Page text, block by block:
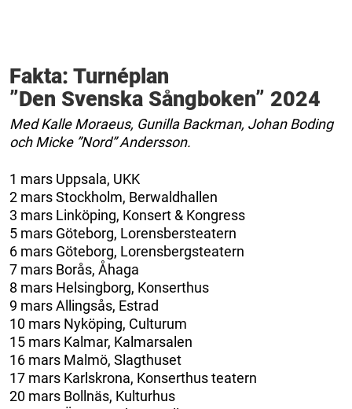
Fakta: Turnéplan
”Den Svenska Sångboken” 2024
Med Kalle Moraeus, Gunilla Backman, Johan Boding
och Micke ”Nord” Andersson.
1 mars Uppsala, UKK
2 mars Stockholm, Berwaldhallen
3 mars Linköping, Konsert & Kongress
5 mars Göteborg, Lorensbersteatern
6 mars Göteborg, Lorensbergsteatern
7 mars Borås, Åhaga
8 mars Helsingborg, Konserthus
9 mars Allingsås, Estrad
10 mars Nyköping, Culturum
15 mars Kalmar, Kalmarsalen
16 mars Malmö, Slagthuset
17 mars Karlskrona, Konserthus teatern
20 mars Bollnäs, Kulturhus